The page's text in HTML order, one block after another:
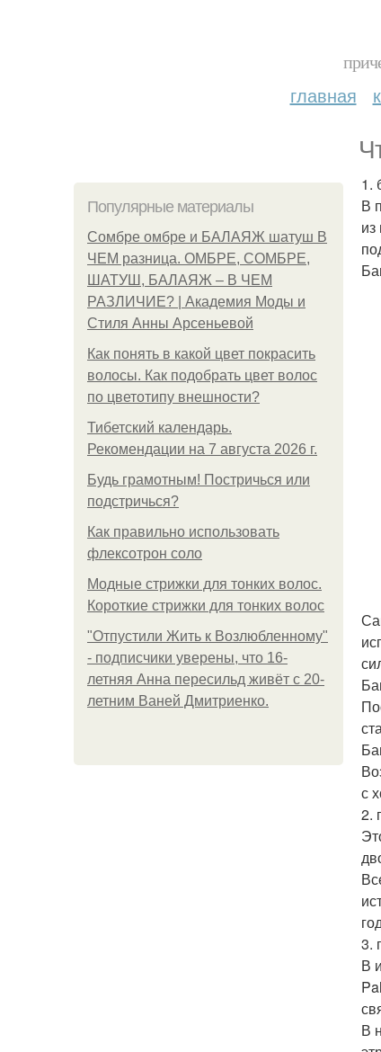
главная
Популярные материалы
Сомбре омбре и БАЛАЯЖ шатуш В
ЧЕМ разница. ОМБРЕ, СОМБРЕ,
ШАТУШ, БАЛАЯЖ – В ЧЕМ
РАЗЛИЧИЕ? | Академия Моды и
Стиля Анны Арсеньевой
Как понять в какой цвет покрасить
волосы. Как подобрать цвет волос
по цветотипу внешности?
Тибетский календарь.
Рекомендации на 7 августа 2026 г.
Будь грамотным! Постричься или
подстричься?
Как правильно использовать
флексотрон соло
Модные стрижки для тонких волос.
Короткие стрижки для тонких волос
"Отпустили Жить к Возлюбленному"
- подписчики уверены, что 16-
летняя Анна пересильд живёт с 20-
летним Ваней Дмитриенко.
1.
В
с
2.
3.
В
В